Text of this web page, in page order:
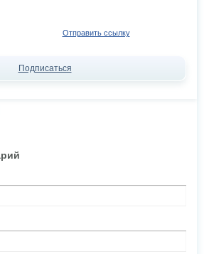
Отправить ссылку
Подписаться